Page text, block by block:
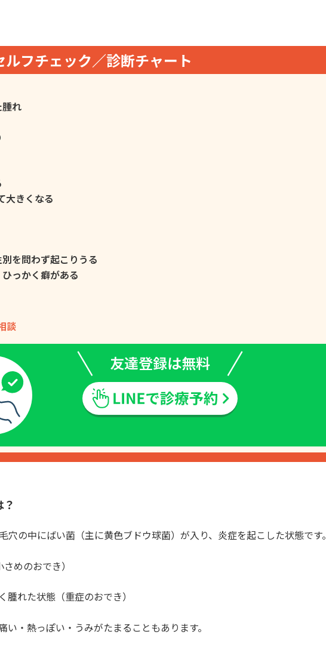
ルフチェック／診断チャート
れ
大きくなる
を問わず起こりうる
っかく癖がある
談
友達登録は無料
穴の中にばい菌（主に黄色ブドウ球菌）が入り、炎症を起こした状態です。
めのおでき）
れた状態（重症のおでき）
・熱っぽい・うみがたまることもあります。